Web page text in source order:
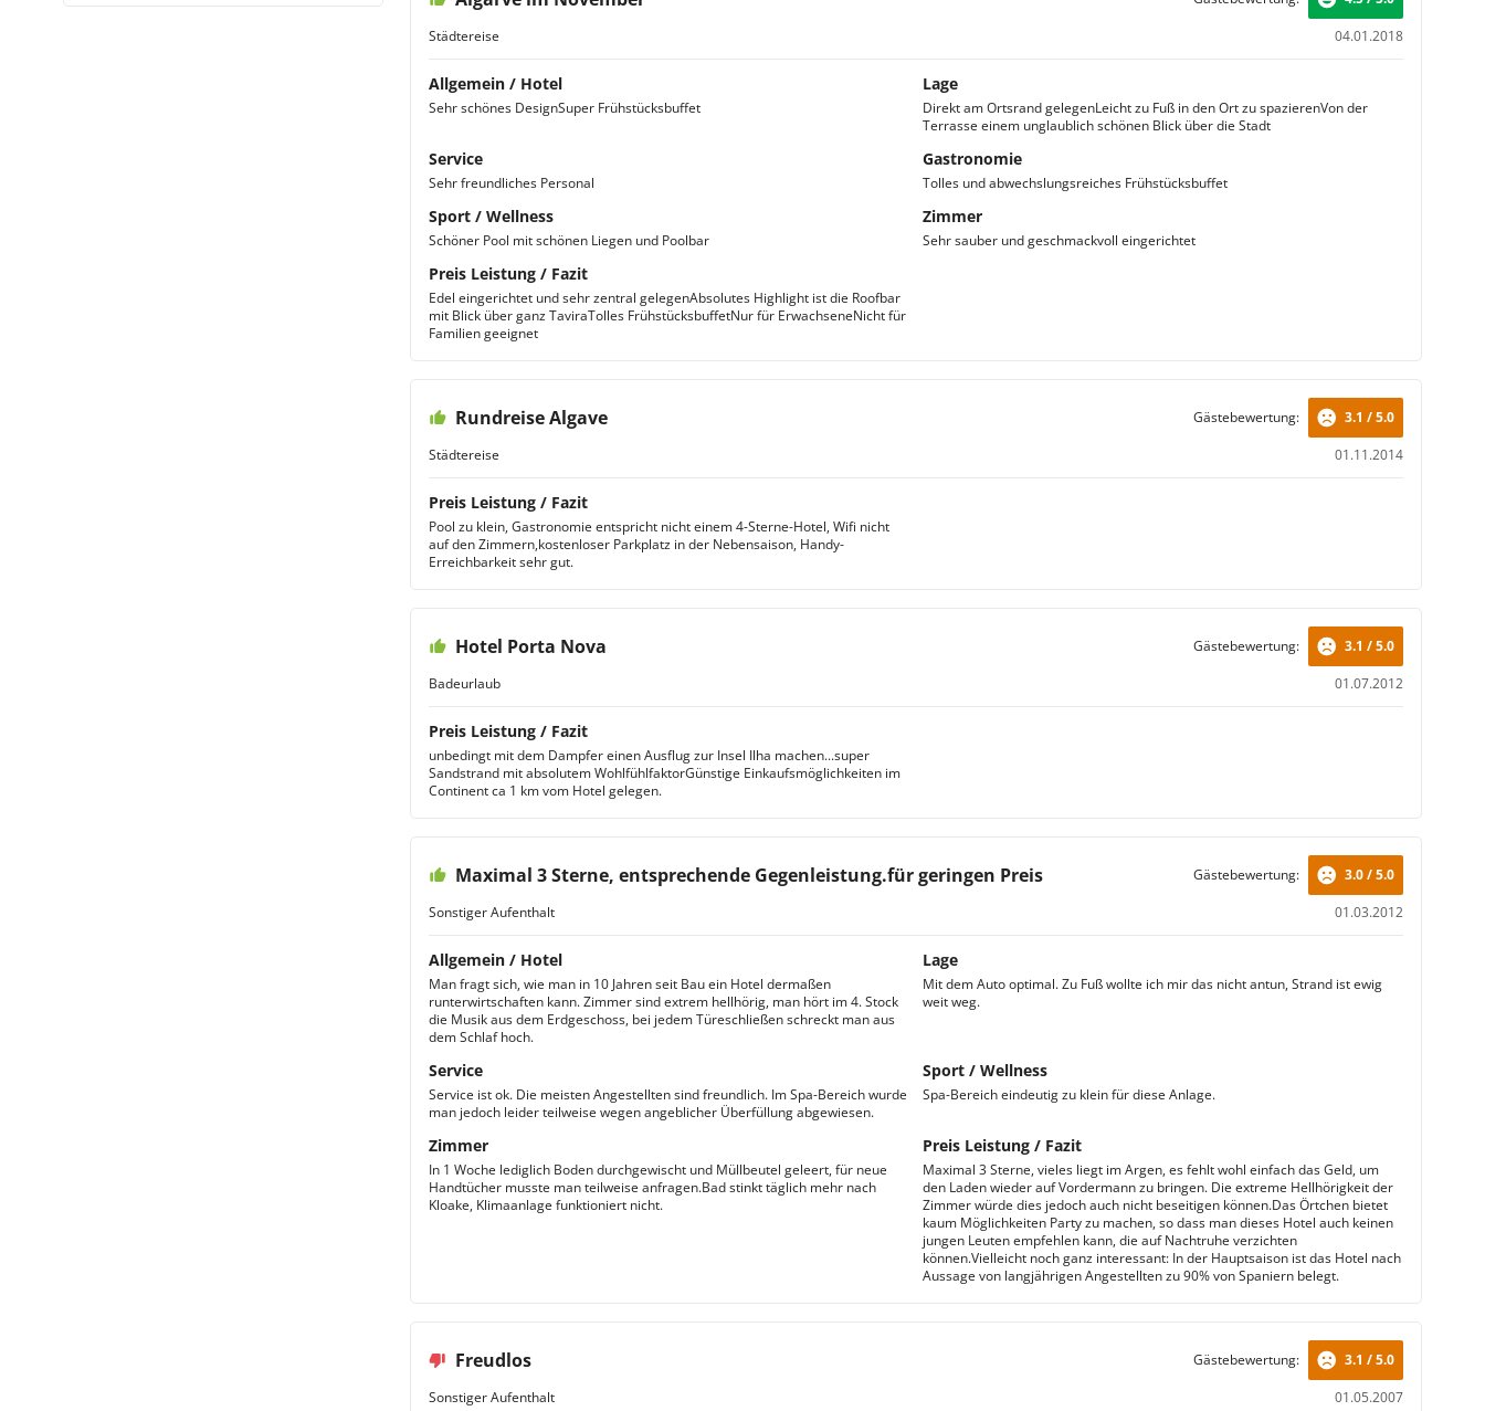
Städtereise 04.01.2018
Allgemein / Hotel
Sehr schönes DesignSuper Frühstücksbuffet
Lage
Direkt am Ortsrand gelegenLeicht zu Fuß in den Ort zu spazierenVon der
Terrasse einem unglaublich schönen Blick über die Stadt
Service
Sehr freundliches Personal
Gastronomie
Tolles und abwechslungsreiches Frühstücksbuffet
Sport / Wellness
Schöner Pool mit schönen Liegen und Poolbar
Zimmer
Sehr sauber und geschmackvoll eingerichtet
Preis Leistung / Fazit
Edel eingerichtet und sehr zentral gelegenAbsolutes Highlight ist die Roofbar
mit Blick über ganz TaviraTolles FrühstücksbuffetNur für ErwachseneNicht für
Familien geeignet
Rundreise Algave
Städtereise 01.11.2014
Gästebewertung: 3.1 / 5.0
Preis Leistung / Fazit
Pool zu klein, Gastronomie entspricht nicht einem 4-Sterne-Hotel, Wifi nicht
auf den Zimmern,kostenloser Parkplatz in der Nebensaison, Handy-
Erreichbarkeit sehr gut.
Hotel Porta Nova
Badeurlaub 01.07.2012
Gästebewertung: 3.1 / 5.0
Preis Leistung / Fazit
unbedingt mit dem Dampfer einen Ausflug zur Insel Ilha machen...super
Sandstrand mit absolutem WohlfühlfaktorGünstige Einkaufsmöglichkeiten im
Continent ca 1 km vom Hotel gelegen.
Maximal 3 Sterne, entsprechende Gegenleistung.für geringen Preis
Sonstiger Aufenthalt 01.03.2012
Gästebewertung: 3.0 / 5.0
Allgemein / Hotel
Man fragt sich, wie man in 10 Jahren seit Bau ein Hotel dermaßen
runterwirtschaften kann. Zimmer sind extrem hellhörig, man hört im 4. Stock
die Musik aus dem Erdgeschoss, bei jedem Türeschließen schreckt man aus
dem Schlaf hoch.
Lage
Mit dem Auto optimal. Zu Fuß wollte ich mir das nicht antun, Strand ist ewig
weit weg.
Service
Service ist ok. Die meisten Angestellten sind freundlich. Im Spa-Bereich wurde
man jedoch leider teilweise wegen angeblicher Überfüllung abgewiesen.
Sport / Wellness
Spa-Bereich eindeutig zu klein für diese Anlage.
Zimmer
In 1 Woche lediglich Boden durchgewischt und Müllbeutel geleert, für neue
Handtücher musste man teilweise anfragen.Bad stinkt täglich mehr nach
Kloake, Klimaanlage funktioniert nicht.
Preis Leistung / Fazit
Maximal 3 Sterne, vieles liegt im Argen, es fehlt wohl einfach das Geld, um
den Laden wieder auf Vordermann zu bringen. Die extreme Hellhörigkeit der
Zimmer würde dies jedoch auch nicht beseitigen können.Das Örtchen bietet
kaum Möglichkeiten Party zu machen, so dass man dieses Hotel auch keinen
jungen Leuten empfehlen kann, die auf Nachtruhe verzichten
können.Vielleicht noch ganz interessant: In der Hauptsaison ist das Hotel nach
Aussage von langjährigen Angestellten zu 90% von Spaniern belegt.
Freudlos
Sonstiger Aufenthalt 01.05.2007
Gästebewertung: 3.1 / 5.0